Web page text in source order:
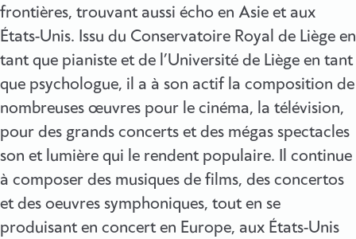
frontières, trouvant aussi écho en Asie et aux
États-Unis. Issu du Conservatoire Royal de Liège en
tant que pianiste et de l’Université de Liège en tant
que psychologue, il a à son actif la composition de
nombreuses œuvres pour le cinéma, la télévision,
pour des grands concerts et des mégas spectacles
son et lumière qui le rendent populaire. Il continue
à composer des musiques de films, des concertos
et des oeuvres symphoniques, tout en se
produisant en concert en Europe, aux États-Unis